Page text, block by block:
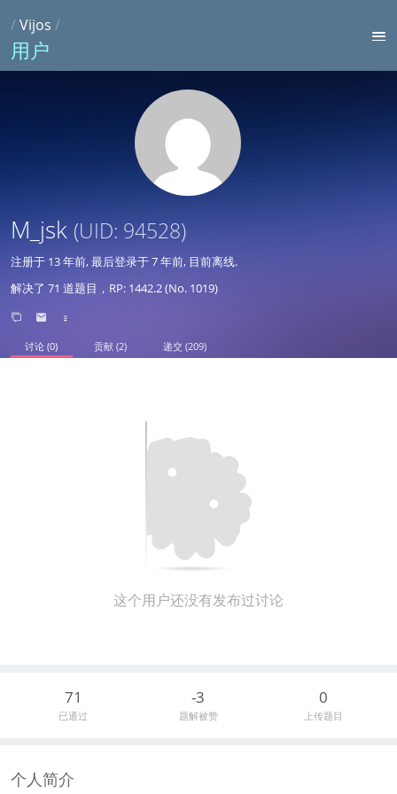
/Vijos /
用户
M_jsk (UID: 94528)
注册于 13 年前, 最后登录于7 年前, 目前离线.
解决了 71 道题目，RP: 1442.2 (No. 1019)
♀
讨论 (0) 贡献 (2) 递交 (209)
这个用户还没有发布过讨论
71
已通过
-3
题解被赞
0
上传题目
个人简介